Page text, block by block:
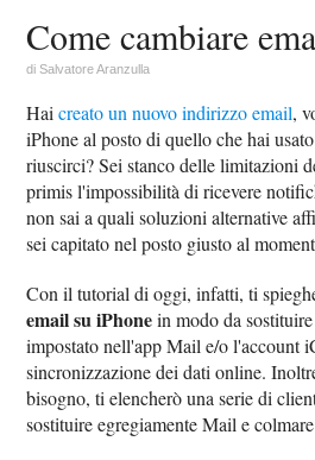
Come cambiare
diSalvatore Aranzulla
Haicreato un nuovo indirizzo email,
iPhone al posto di quello che hai
riuscirci? Sei stanco delle
primis l'impossibilità di ricevere
non sai a quali soluzioni alternative
sei capitato nel posto giusto al
Con il tutorial di oggi, infatti, ti
email su iPhonein modo da
impostato nell'app Mail e/o l'account
sincronizzazione dei dati online.
bisogno, ti elencherò una serie di
sostituire egregiamente Mail e